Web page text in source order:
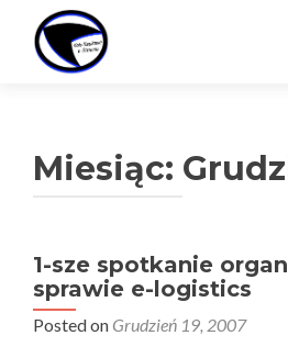
Miesiąc:
1-sze spotkanie
sprawie e-logistics
Posted on Grudzień 19, 2007